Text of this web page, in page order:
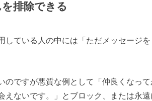
排除できる
している人の中には「ただメッセージを
のですが悪質な例として「仲良くなっ
えないです。」とブロック、または永